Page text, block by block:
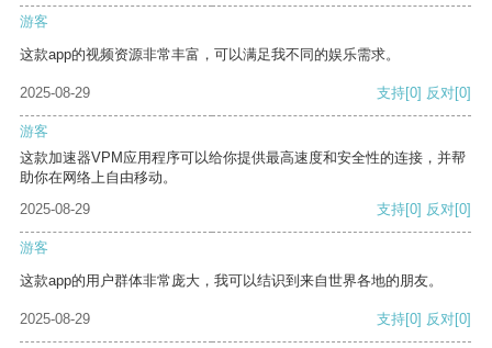
游客
这款app的视频资源非常丰富，可以满足我不同的娱乐需求。
2025-08-29 支持[0] 反对[0]
游客
这款加速器VPM应用程序可以给你提供最高速度和安全性的连接，并帮
助你在网络上自由移动。
2025-08-29
支持[0] 反对[0]
游客
这款app的用户群体非常庞大，我可以结识到来自世界各地的朋友。
2025-08-29 支持[0] 反对[0]